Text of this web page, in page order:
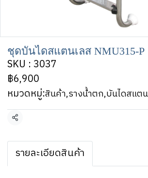
ชุดบันไดสแตนเลส NMU315-P
SKU : 3037
฿6,900
หมวดหมู่:สินค้า,รางน้ำตก,บันไดสแต
แชร์
รายละเอียดสินค้า